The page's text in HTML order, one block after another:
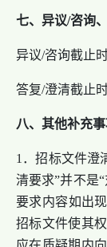
七、异议/咨询
异议/咨询截止
答复/澄清截止
八、其他补充
1．招标文件澄
清要求”并不是
要求内容如出
招标文件使其